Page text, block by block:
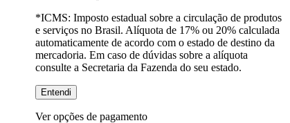
*ICMS: Imposto estadual sobre a circulação de produtos
e serviços no Brasil. Alíquota de 17% ou 20% calculada
automaticamente de acordo com o estado de destino da
mercadoria. Em caso de dúvidas sobre a alíquota
consulte a Secretaria da Fazenda do seu estado.
Entendi
Ver opções de pagamento